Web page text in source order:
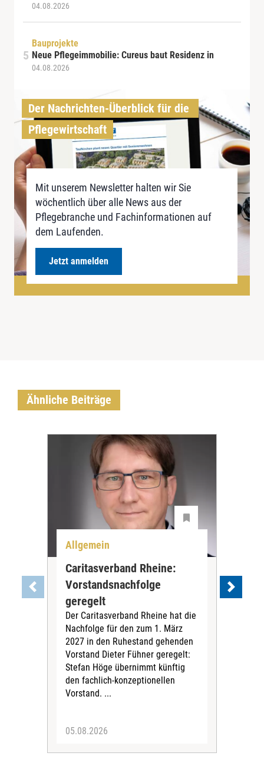
04.08.2026
Bauprojekte
Neue Pflegeimmobilie: Cureus baut Residenz in
04.08.2026
Der Nachrichten-Überblick für die
Pflegewirtschaft
Mit unserem Newsletter halten wir Sie
wöchentlich über alle News aus der
Pflegebranche und Fachinformationen auf
dem Laufenden.
Jetzt anmelden
Ähnliche Beiträge
Allgemein
Caritasverband Rheine:
Vorstandsnachfolge
geregelt
Der Caritasverband Rheine hat die
Nachfolge für den zum 1. März
2027 in den Ruhestand gehenden
Vorstand Dieter Fühner geregelt:
Stefan Höge übernimmt künftig
den fachlich-konzeptionellen
Vorstand. ...
05.08.2026